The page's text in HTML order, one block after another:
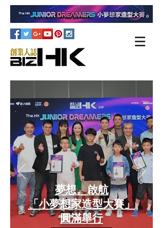
夢想。啟航
「小夢想家造型大賽」
圓滿舉行